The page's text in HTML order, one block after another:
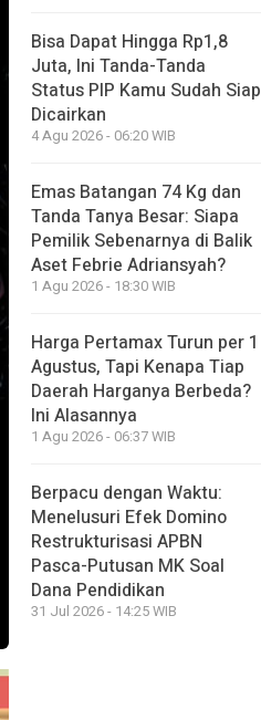
Bisa Dapat Hingga Rp1,8
Juta, Ini Tanda-Tanda
Status PIP Kamu Sudah Siap
Dicairkan
4 Agu 2026 - 06:20 WIB
Emas Batangan 74 Kg dan
Tanda Tanya Besar: Siapa
Pemilik Sebenarnya di Balik
Aset Febrie Adriansyah?
1 Agu 2026 - 18:30 WIB
Harga Pertamax Turun per 1
Agustus, Tapi Kenapa Tiap
Daerah Harganya Berbeda?
Ini Alasannya
1 Agu 2026 - 06:37 WIB
Berpacu dengan Waktu:
Menelusuri Efek Domino
Restrukturisasi APBN
Pasca-Putusan MK Soal
Dana Pendidikan
31 Jul 2026 - 14:25 WIB